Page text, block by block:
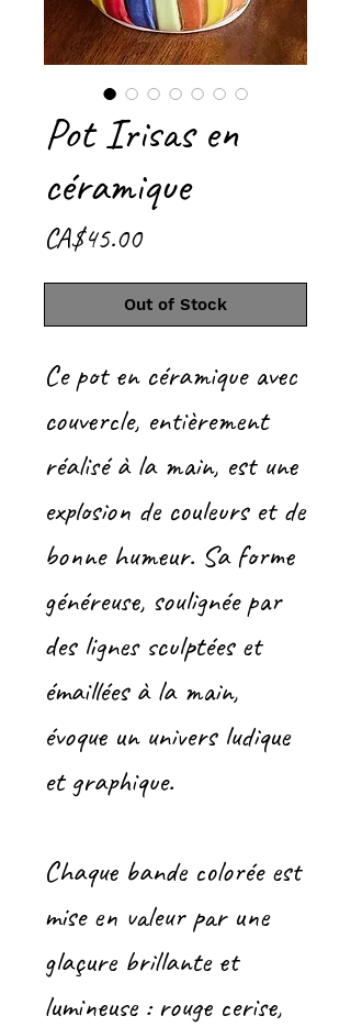
Pot Irisas en
céramique
CA$45.00Price
Out of Stock
Ce pot en céramique avec
couvercle, entièrement
réalisé à la main, est une
explosion de couleurs et de
bonne humeur. Sa forme
généreuse, soulignée par
des lignes sculptées et
émaillées à la main,
évoque un univers ludique
et graphique.
Chaque bande colorée est
mise en valeur par une
glaçure brillante et
lumineuse : rouge cerise,